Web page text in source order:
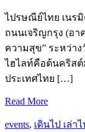
ไปรษณีย์ไทย เนร
ถนนเจริญกรุง (อา
ความสุข” ระหว่าง
ไฮไลท์คือต้นคริสต์
ประเทศไทย […]
Read More
events, เดินไป เล่าไ